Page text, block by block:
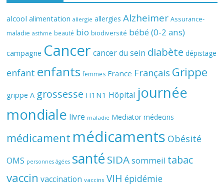
alcool alimentation allergie allergies Alzheimer Assurance-
maladie asthme beauté bio biodiversité bébé (0-2 ans)
campagne Cancer cancer du sein diabète dépistage
enfant enfants femmes France Français Grippe
grippe A grossesse H1N1 Hôpital journée
mondiale livre maladie Mediator médecins
médicament médicaments Obésité
OMS personnes âgées santé SIDAsommeil tabac
vaccin vaccination vaccins VIH épidémie